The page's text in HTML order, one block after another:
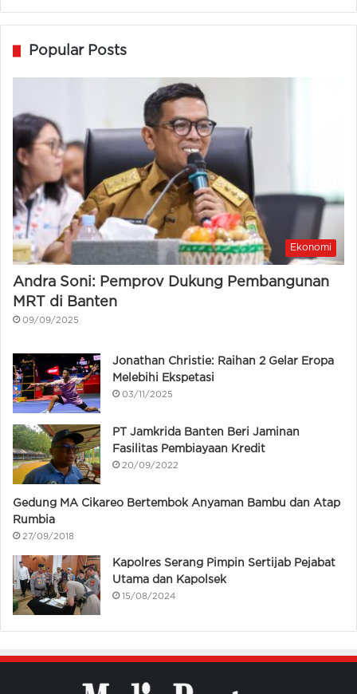
Popular Posts
Ekonomi
Andra Soni: Pemprov Dukung Pembangunan
MRT di Banten
09/09/2025
Jonathan Christie: Raihan 2 Gelar Eropa
Melebihi Ekspetasi
03/11/2025
PT Jamkrida Banten Beri Jaminan
Fasilitas Pembiayaan Kredit
20/09/2022
Gedung MA Cikareo Bertembok Anyaman Bambu dan Atap
Rumbia
27/09/2018
Kapolres Serang Pimpin Sertijab Pejabat
Utama dan Kapolsek
15/08/2024